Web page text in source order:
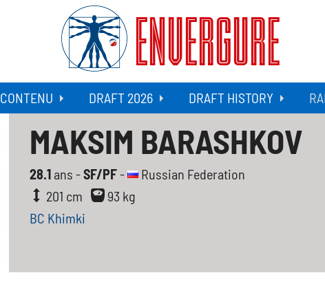
ENVERGURE
CONTENU DRAFT 2026 DRAFT HISTORY
MAKSIM BARASHKOV
28.1 ans -SF/PF-
Russian Federation
201 cm
93 kg
BC Khimki